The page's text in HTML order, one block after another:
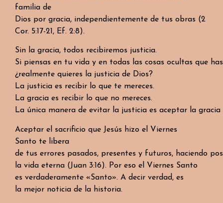
familia de
Dios por gracia, independientemente de tus obras (2
Cor. 5:17-21, Ef. 2:8).
Sin la gracia, todos recibiremos justicia.
Si piensas en tu vida y en todas las cosas ocultas que
¿realmente quieres la justicia de Dios?
La justicia es recibir lo que te mereces.
La gracia es recibir lo que no mereces.
La única manera de evitar la justicia es aceptar la
Aceptar el sacrificio que Jesús hizo el Viernes
Santo te libera
de tus errores pasados, presentes y futuros, haciendo
la vida eterna (Juan 3:16). Por eso el Viernes Santo
es verdaderamente «Santo». A decir verdad, es
la mejor noticia de la historia.